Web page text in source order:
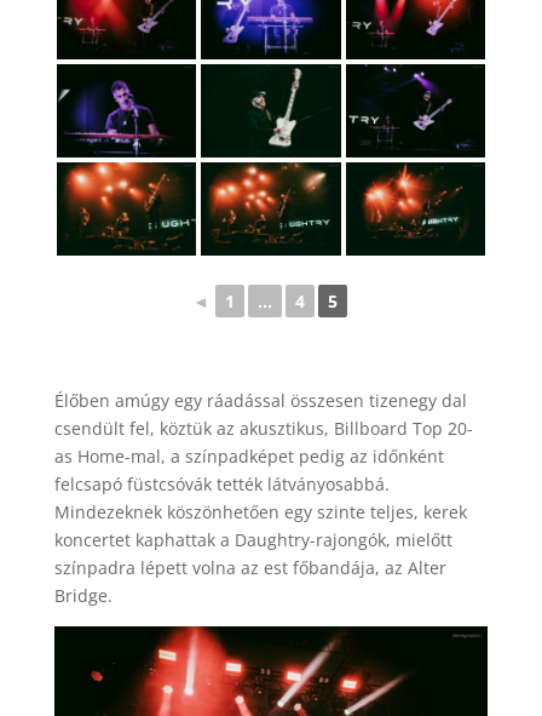
◄ 1 ... 4 5
Élőben amúgy egy ráadással összesen tizenegy dal
csendült fel, köztük az akusztikus, Billboard Top 20-
as Home-mal, a színpadképet pedig az időnként
felcsapó füstcsóvák tették látványosabbá.
Mindezeknek köszönhetően egy szinte teljes, kerek
koncertet kaphattak a Daughtry-rajongók, mielőtt
színpadra lépett volna az est főbandája, az Alter
Bridge.